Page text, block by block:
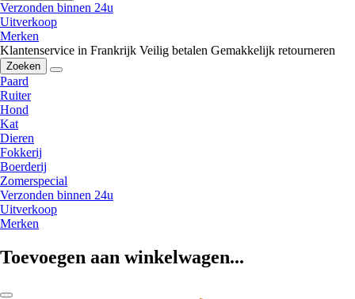
Verzonden binnen 24u
Uitverkoop
Merken
Klantenservice in Frankrijk Veilig betalen Gemakkelijk retourneren
Zoeken
Paard
Ruiter
Hond
Kat
Dieren
Fokkerij
Boerderij
Zomerspecial
Verzonden binnen 24u
Uitverkoop
Merken
Toevoegen aan winkelwagen...